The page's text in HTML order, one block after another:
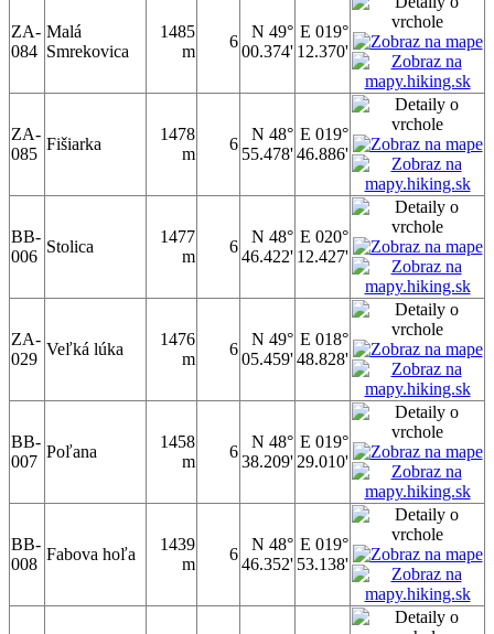
ZA-
084
Malá
Smrekovica
1485
m
6
N 49°
00.374'
E 019°
12.370'
ZA-
085
Fišiarka
1478
m
6
N 48°
55.478'
E 019°
46.886'
BB-
006
Stolica
1477
m
6
N 48°
46.422'
E 020°
12.427'
ZA-
029
Veľká lúka
1476
m
6
N 49°
05.459'
E 018°
48.828'
BB-
007
Poľana
1458
m
6
N 48°
38.209'
E 019°
29.010'
BB-
008
Fabova hoľa
1439
m
6
N 48°
46.352'
E 019°
53.138'